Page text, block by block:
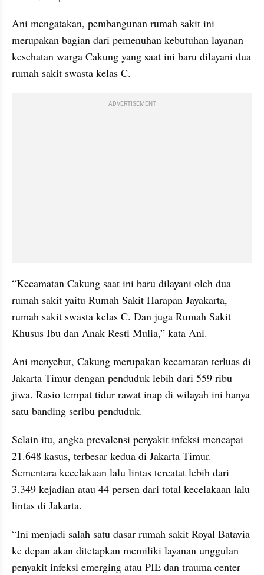
Ani mengatakan, pembangunan rumah sakit ini
merupakan bagian dari pemenuhan kebutuhan layanan
kesehatan warga Cakung yang saat ini baru dilayani dua
rumah sakit swasta kelas C.
ADVERTISEMENT
“Kecamatan Cakung saat ini baru dilayani oleh dua
rumah sakit yaitu Rumah Sakit Harapan Jayakarta,
rumah sakit swasta kelas C. Dan juga Rumah Sakit
Khusus Ibu dan Anak Resti Mulia,” kata Ani.
Ani menyebut, Cakung merupakan kecamatan terluas di
Jakarta Timur dengan penduduk lebih dari 559 ribu
jiwa. Rasio tempat tidur rawat inap di wilayah ini hanya
satu banding seribu penduduk.
Selain itu, angka prevalensi penyakit infeksi mencapai
21.648 kasus, terbesar kedua di Jakarta Timur.
Sementara kecelakaan lalu lintas tercatat lebih dari
3.349 kejadian atau 44 persen dari total kecelakaan lalu
lintas di Jakarta.
“Ini menjadi salah satu dasar rumah sakit Royal Batavia
ke depan akan ditetapkan memiliki layanan unggulan
penyakit infeksi emerging atau PIE dan trauma center